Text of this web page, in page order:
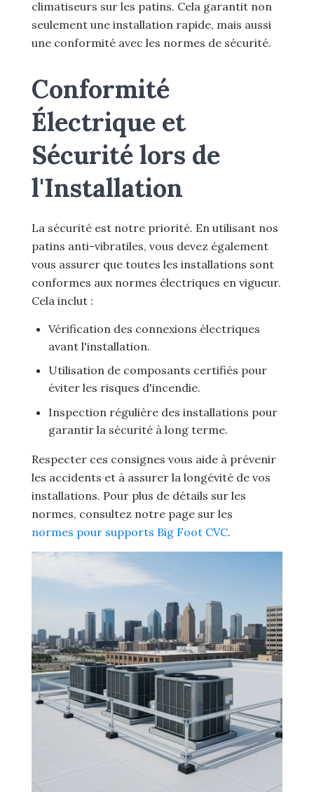
climatiseurs sur les patins. Cela garantit non
seulement une installation rapide, mais aussi
une conformité avec les normes de sécurité.
Conformité
Électrique et
Sécurité lors de
l'Installation
La sécurité est notre priorité. En utilisant nos
patins anti-vibratiles, vous devez également
vous assurer que toutes les installations sont
conformes aux normes électriques en vigueur.
Cela inclut :
Vérification des connexions électriques
avant l'installation.
Utilisation de composants certifiés pour
éviter les risques d'incendie.
Inspection régulière des installations pour
garantir la sécurité à long terme.
Respecter ces consignes vous aide à prévenir
les accidents et à assurer la longévité de vos
installations. Pour plus de détails sur les
normes, consultez notre page sur les
normes pour supports Big Foot CVC.